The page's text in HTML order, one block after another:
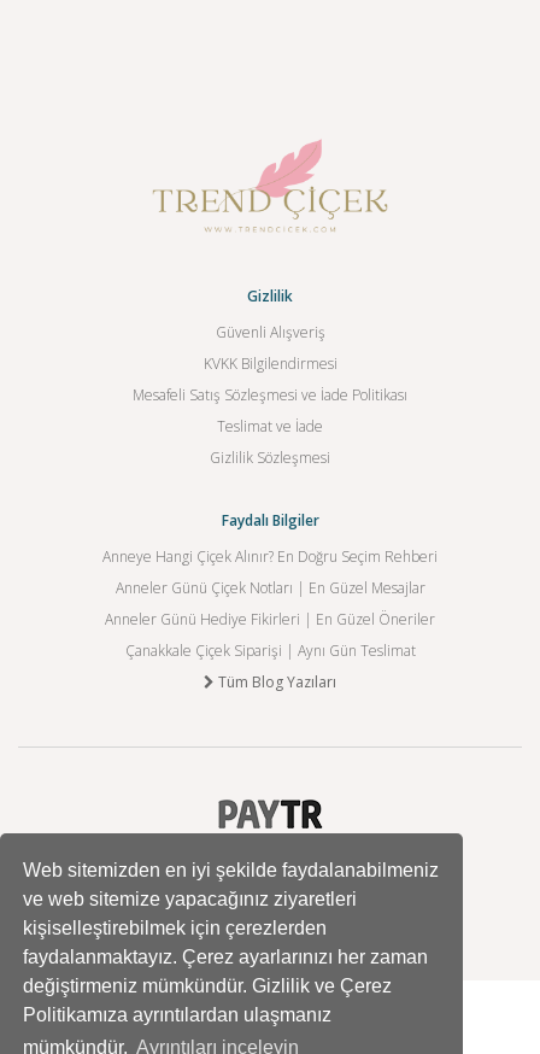
Web sitemizden en iyi şekilde faydalanabilmeniz
ve web sitemize yapacağınız ziyaretleri
kişiselleştirebilmek için çerezlerden
faydalanmaktayız. Çerez ayarlarınızı her zaman
değiştirmeniz mümkündür. Gizlilik ve Çerez
Politikamıza ayrıntılardan ulaşmanız
mümkündür. Ayrıntıları inceleyin
Gizlilik
Güvenli Alışveriş
KVKK Bilgilendirmesi
Mesafeli Satış Sözleşmesi ve İade Politikası
Teslimat ve İade
Gizlilik Sözleşmesi
Faydalı Bilgiler
Anneye Hangi Çiçek Alınır? En Doğru Seçim Rehberi
Anneler Günü Çiçek Notları | En Güzel Mesajlar
Anneler Günü Hediye Fikirleri | En Güzel Öneriler
Çanakkale Çiçek Siparişi | Aynı Gün Teslimat
Tüm Blog Yazıları